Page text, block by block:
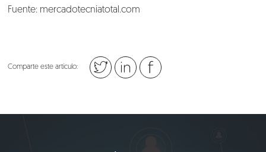
Fuente: mercadotecniatotal.com
Comparte este artículo: